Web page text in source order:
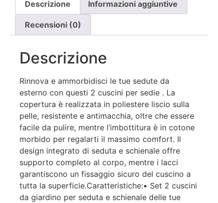
Descrizione Informazioni aggiuntive
Recensioni (0)
Descrizione
Rinnova e ammorbidisci le tue sedute da
esterno con questi 2 cuscini per sedie . La
copertura è realizzata in poliestere liscio sulla
pelle, resistente e antimacchia, oltre che essere
facile da pulire, mentre l’imbottitura è in cotone
morbido per regalarti il massimo comfort. Il
design integrato di seduta e schienale offre
supporto completo al corpo, mentre i lacci
garantiscono un fissaggio sicuro del cuscino a
tutta la superficie.Caratteristiche:• Set 2 cuscini
da giardino per seduta e schienale delle tue